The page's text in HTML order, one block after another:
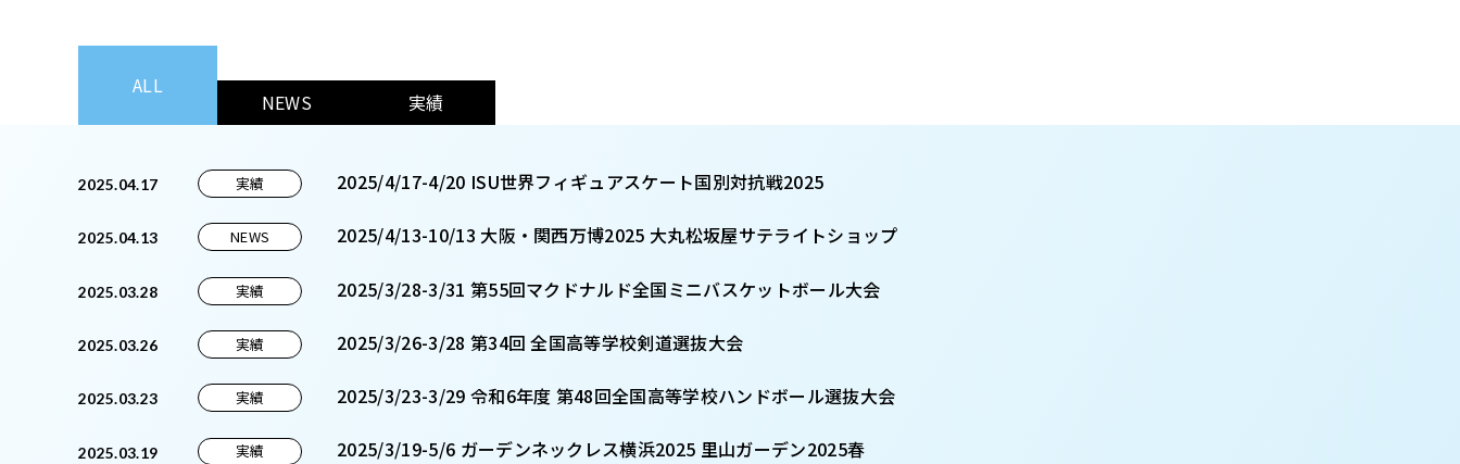
ALL
NEWS 実績
2025.04.17 実績 2025/4/17-4/20 ISU世界フィギュアスケート国別対抗戦2025
2025.04.13 NEWS 2025/4/13-10/13 大阪・関西万博2025 大丸松坂屋サテライトショップ
2025.03.28 実績 2025/3/28-3/31 第55回マクドナルド全国ミニバスケットボール大会
2025.03.26 実績 2025/3/26-3/28 第34回 全国高等学校剣道選抜大会
2025.03.23 実績 2025/3/23-3/29 令和6年度 第48回全国高等学校ハンドボール選抜大会
2025.03.19 実績 2025/3/19-5/6 ガーデンネックレス横浜2025 里山ガーデン2025春